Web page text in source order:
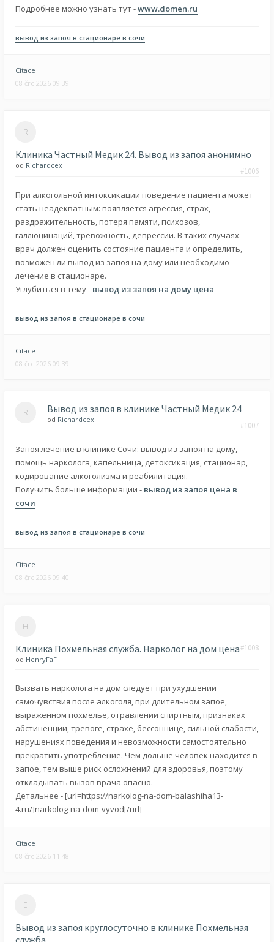
Подробнее можно узнать тут -www.domen.ru
вывод из запоя в стационаре в сочи
Citace
08 črc 2026 09:39
Клиника Частный Медик 24. Вывод из запоя анонимно
#1006
od Richardcex
При алкогольной интоксикации поведение пациента может
стать неадекватным: появляется агрессия, страх,
раздражительность, потеря памяти, психозов,
галлюцинаций, тревожность, депрессии. В таких случаях
врач должен оценить состояние пациента и определить,
возможен ли вывод из запоя на дому или необходимо
лечение в стационаре.
Углубиться в тему - вывод из запоя на дому цена
вывод из запоя в стационаре в сочи
Citace
08 črc 2026 09:39
Вывод из запоя в клинике Частный Медик 24
#1007
od Richardcex
Запоя лечение в клинике Сочи: вывод из запоя на дому,
помощь нарколога, капельница, детоксикация, стационар,
кодирование алкоголизма и реабилитация.
Получить больше информации - вывод из запоя цена в
сочи
вывод из запоя в стационаре в сочи
Citace
08 črc 2026 09:40
Клиника Похмельная служба. Нарколог на дом цена#1008
od HenryFaF
Вызвать нарколога на дом следует при ухудшении
самочувствия после алкоголя, при длительном запое,
выраженном похмелье, отравлении спиртным, признаках
абстиненции, тревоге, страхе, бессоннице, сильной слабости,
нарушениях поведения и невозможности самостоятельно
прекратить употребление. Чем дольше человек находится в
запое, тем выше риск осложнений для здоровья, поэтому
откладывать вызов врача опасно.
Детальнее - [url=https://narkolog-na-dom-balashiha13-
4.ru/]narkolog-na-dom-vyvod[/url]
Citace
08 črc 2026 11:48
Вывод из запоя круглосуточно в клинике Похмельная